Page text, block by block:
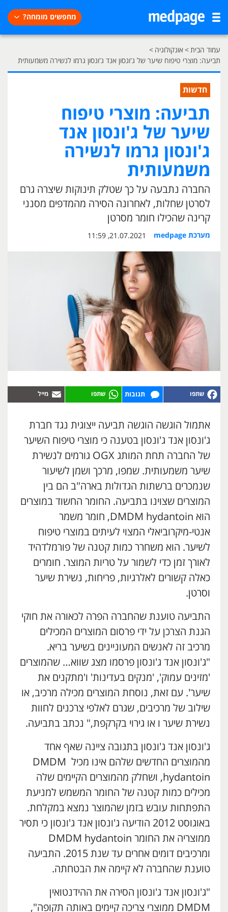
מחפשים מומחה?
עמוד הבית> אונקולוגיה >
תביעה: מוצרי טיפוח שיער של ג'ונסון אנד ג'ונסון גרמו לנשירה משמעותית
חדשות
תביעה: מוצרי טיפוח
שיער של ג'ונסון אנד
ג'ונסון גרמו לנשירה
משמעותית
החברה נתבעה על כך שטלק תינוקות שיצרה גרם
לסרטן שחלות, לאחרונה הסירה מהמדפים מסנני
קרינה שהכילו חומר מסרטן
מערכת medpage 21.07.2021, 11:59
תגובות
אתמול הוגשה הוגשה תביעה ייצוגית נגד חברת
ג'ונסון אנד ג'ונסון בטענה כי מוצרי טיפוח השיער
של החברה תחת המותג OGX גורמים לנשירת
שיער משמעותית. שמפו, מרכך ושמן לשיעור
שנמכרים ברשתות הגדולות בארה"ב הם בין
המוצרים שצוינו בתביעה. החומר החשוד במוצרים
הוא DMDM ​​hydantoin, חומר משמר
אנטי-מיקרוביאלי המצוי לעיתים במוצרי טיפוח
לשיער. הוא משחרר כמות קטנה של פורמלדהיד
לאורך זמן כדי לשמור על טריות המוצר. חומרים
כאלה קשורים לאלרגיות, פריחות, נשירת שיער
וסרטן.
התביעה טוענת שהחברה הפרה לכאורה את חוקי
הגנת הצרכן על ידי פרסום המוצרים המכילים
מרכיב זה לאנשים המעוניינים בשיער בריא.
"ג'ונסון אנד ג'ונסון פרסמו מצג שווא… שהמוצרים
'מזינים עמוק', 'מנקים בעדינות' ו'מתקנים את
שיער'. עם זאת, נוסחת המוצרים מכילה מרכיב, או
שילוב של מרכיבים, שגרם לאלפי צרכנים לחוות
נשירת שיער ו או גירוי בקרקפת," נכתב בתביעה.
ג'ונסון אנד ג'ונסון בתגובה ציינה שאף אחד
מהמוצרים החדשים שלהם אינו מכיל DMDM ​​
hydantoin, ושחלק מהמוצרים הקיימים שלה
מכילים כמות קטנה של החומר המשמש למניעת
התפתחות עובש בזמן שהמוצר נמצא במקלחת.
באוגוסט 2012 הודיעה ג'ונסון אנד ג'ונסון כי תסיר
ממוצריה את החומר DMDM ​​hydantoin
ומרכיבים דומים אחרים עד שנת 2015. התביעה
טוענת שהחברה לא קיימה את הבטחתה.
"ג'ונסון אנד ג'ונסון הסירה את ההידנטואין
DMDM ​​ממוצרי צריכה קיימים באותה תקופה",